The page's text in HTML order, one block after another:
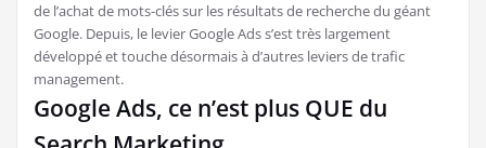
de l’achat de mots-clés sur les résultats de recherche du géant
Google. Depuis, le levier Google Ads s’est très largement
développé et touche désormais à d’autres leviers de trafic
management.
Google Ads, ce n’est plus QUE du